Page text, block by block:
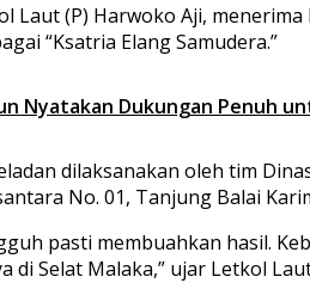
Laut (P) Harwoko Aji,
“Ksatria Elang Samudera.”
Nyatakan Dukungan Penuh
dilaksanakan oleh tim
No. 01, Tanjung Balai
pasti membuahkan hasil.
di Selat Malaka,” ujar Letkol